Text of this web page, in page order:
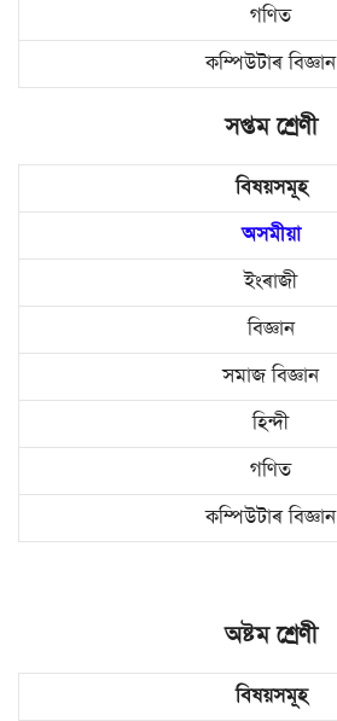
গণিত
কম্পিউটাৰ বিজ্ঞান
সপ্তম শ্ৰেণী
বিষয়সমূহ
অসমীয়া
ইংৰাজী
বিজ্ঞান
সমাজ বিজ্ঞান
হিন্দী
গণিত
কম্পিউটাৰ বিজ্ঞান
অষ্টম শ্ৰেণী
বিষয়সমূহ